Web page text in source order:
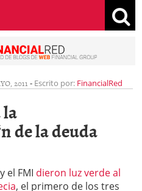
2011 - Escrito por: FinancialRed
de la deuda
el FMI dieron luz verde al
, el primero de los tres